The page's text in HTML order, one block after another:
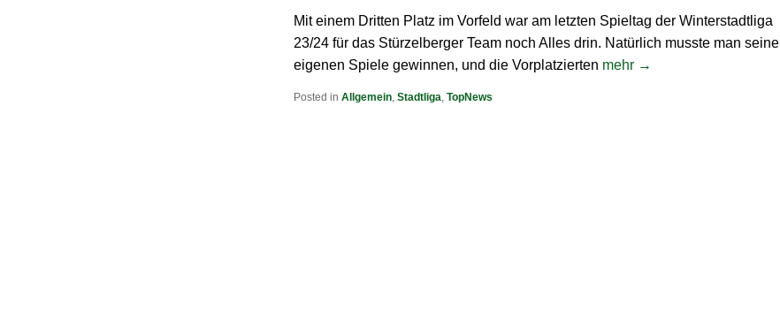
Mit einem Dritten Platz im Vorfeld war am letzten Spieltag der Winterstadtliga
23/24 für das Stürzelberger Team noch Alles drin. Natürlich musste man seine
eigenen Spiele gewinnen, und die Vorplatzierten mehr →
Posted in Allgemein Stadtliga TopNews